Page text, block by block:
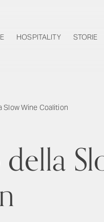
HOSPITALITY STORIE
Slow Wine Coalition